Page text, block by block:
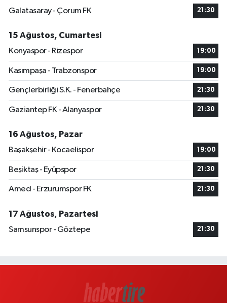
Galatasaray - Çorum FK
21:30
15 Ağustos, Cumartesi
Konyaspor - Rizespor
19:00
Kasımpaşa - Trabzonspor 19:00
Gençlerbirliği S.K. - Fenerbahçe 21:30
Gaziantep FK - Alanyaspor 21:30
16 Ağustos, Pazar
Başakşehir - Kocaelispor
19:00
Beşiktaş - Eyüpspor 21:30
Amed - Erzurumspor FK 21:30
17 Ağustos, Pazartesi
Samsunspor - Göztepe
21:30